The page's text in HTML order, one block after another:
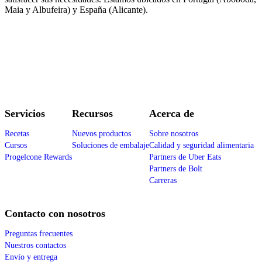
Maia y Albufeira) y España (Alicante).
Servicios
Recetas
Cursos
Progelcone Rewards
Recursos
Nuevos productos
Soluciones de embalaje
Acerca de
Sobre nosotros
Calidad y seguridad alimentaria
Partners de Uber Eats
Partners de Bolt
Carreras
Contacto con nosotros
Preguntas frecuentes
Nuestros contactos
Envío y entrega